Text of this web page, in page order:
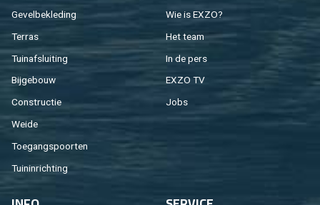
Ge­vel­be­kle­ding
Ter­ras
Tuin­af­slui­ting
Bij­ge­bouw
Con­struc­tie
Weide
Toe­gangs­poor­ten
Tuin­in­rich­ting
Wie is EXZO?
Het team
In de pers
EXZO TV
Jobs